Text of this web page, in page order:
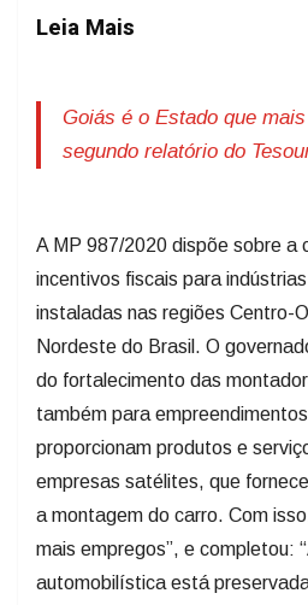
Leia Mais
Goiás é o Estado que
segundo relatório do
A MP 987/2020 dispõe sobre a
incentivos fiscais para
instaladas nas regiões Centro-
Nordeste do Brasil. O
do fortalecimento das
também para
proporcionam produtos e
empresas satélites, que
a montagem do carro. Com
mais empregos”, e completou:
automobilística está